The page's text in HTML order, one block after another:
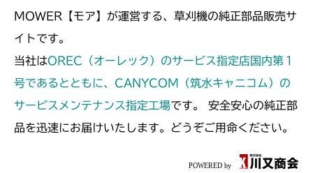
MOWER【モア】が運営する、草刈機の純正部品販売サ
イトです。
当社はOREC（オーレック）のサービス指定店国内第１
号であるとともに、CANYCOM（筑水キャニコム）の
サービスメンテナンス指定工場です。 安全安心の純正部
品を迅速にお届けいたします。どうぞご用命ください。